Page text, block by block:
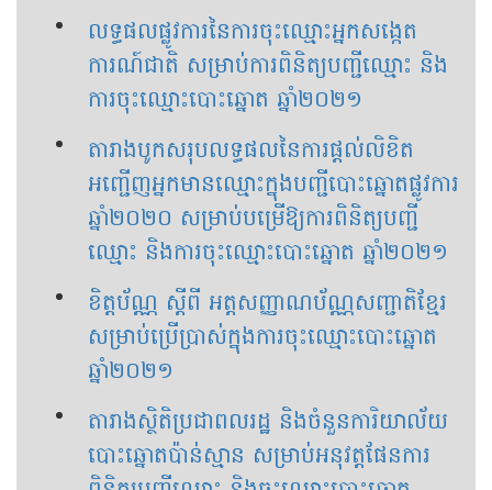
លទ្ធផលផ្លូវការ​នៃការចុះឈ្មោះអ្នកសង្កេត
ការណ៍ជាតិ សម្រាប់ការពិនិត្យបញ្ជីឈ្មោះ និង
ការចុះឈ្មោះបោះឆ្នោត ឆ្នាំ២០២១
តារាងបូកសរុបលទ្ធផល​នៃការផ្ដល់លិខិត
អញ្ជើញអ្នកមានឈ្មោះក្នុងបញ្ជីបោះឆ្នោតផ្លូវការ
ឆ្នាំ២០២០ សម្រាប់បម្រើឱ្យការពិនិត្យបញ្ជី
ឈ្មោះ និងការចុះឈ្មោះបោះឆ្នោត ឆ្នាំ២០២១
ខិត្តប័ណ្ណ ស្ដីពី អត្តសញ្ញាណប័ណ្ណសញ្ជាតិខ្មែរ
សម្រាប់ប្រើប្រាស់ក្នុងការចុះឈ្មោះបោះឆ្នោត
ឆ្នាំ២០២១
តារាងស្ថិតិប្រជាពលរដ្ឋ និងចំនួនការិយាល័យ
បោះឆ្នោតប៉ាន់ស្មាន សម្រាប់អនុវត្តផែនការ